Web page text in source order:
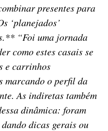
presentes para
‘planejados’
“Foi uma jornada
como estes casais se
e carrinhos
marcando o perfil da
As indiretas também
dinâmica: foram
dicas gerais ou